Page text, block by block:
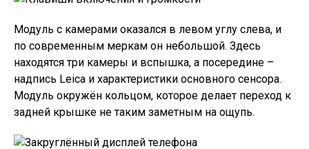
Модуль с камерами оказался в левом углу слева, и
по современным меркам он небольшой. Здесь
находятся три камеры и вспышка, а посередине –
надпись Leica и характеристики основного сенсора.
Модуль окружён кольцом, которое делает переход к
задней крышке не таким заметным на ощупь.